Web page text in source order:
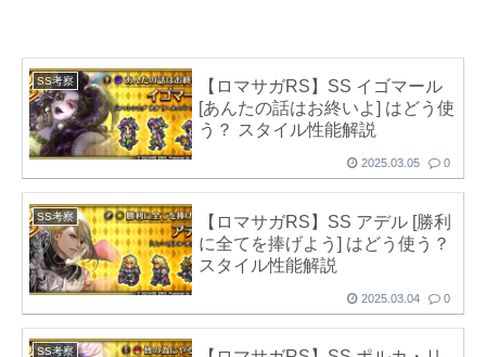
SS考察
【ロマサガRS】SS イゴマール
[あんたの話はお終いよ] はどう使
う？ スタイル性能解説
2025.03.05 0
SS考察
【ロマサガRS】SS アデル [勝利
に全てを捧げよう] はどう使う？
スタイル性能解説
2025.03.04 0
SS考察